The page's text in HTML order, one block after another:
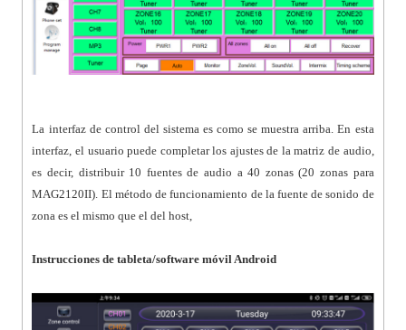
La interfaz de control del sistema es como se muestra arriba. En esta
interfaz, el usuario puede completar los ajustes de la matriz de audio,
es decir, distribuir 10 fuentes de audio a 40 zonas (20 zonas para
MAG2120II). El método de funcionamiento de la fuente de sonido de
zona es el mismo que el del host,
Instrucciones de tableta/software móvil Android